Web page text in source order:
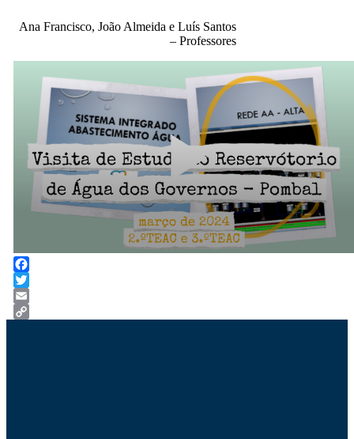
Ana Francisco, João Almeida e Luís Santos
– Professores
Facebook
Twitter
Email